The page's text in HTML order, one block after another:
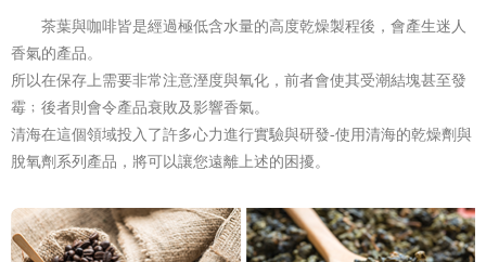
茶葉與咖啡皆是經過極低含水量的高度乾燥製程後，會產生迷人
香氣的產品。
所以在保存上需要非常注意溼度與氧化，前者會使其受潮結塊甚至發
霉﹔後者則會令產品衰敗及影響香氣。
清海在這個領域投入了許多心力進行實驗與研發-使用清海的乾燥劑與
脫氧劑系列產品，將可以讓您遠離上述的困擾。